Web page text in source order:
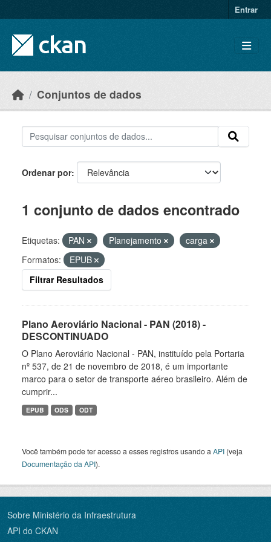
Entrar
Conjuntos de dados
Ordenar por
1 conjunto de dados encontrado
Etiquetas: PAN Planejamento
carga
Formatos:
EPUB
Filtrar Resultados
Plano Aeroviário Nacional - PAN (2018) -
DESCONTINUADO
O Plano Aeroviário Nacional - PAN, instituído pela Portaria
nº 537, de 21 de novembro de 2018, é um importante
marco para o setor de transporte aéreo brasileiro. Além de
cumprir...
EPUB ODS ODT
Você também pode ter acesso a esses registros usando a API (veja
Documentação da API).
Sobre Ministério da Infraestrutura
API do CKAN